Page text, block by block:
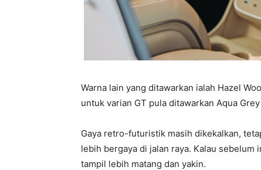
Warna lain yang ditawarkan ialah Hazel
untuk varian GT pula ditawarkan Aqua
Gaya retro-futuristik masih dikekalkan,
lebih bergaya di jalan raya. Kalau sebelum
tampil lebih matang dan yakin.